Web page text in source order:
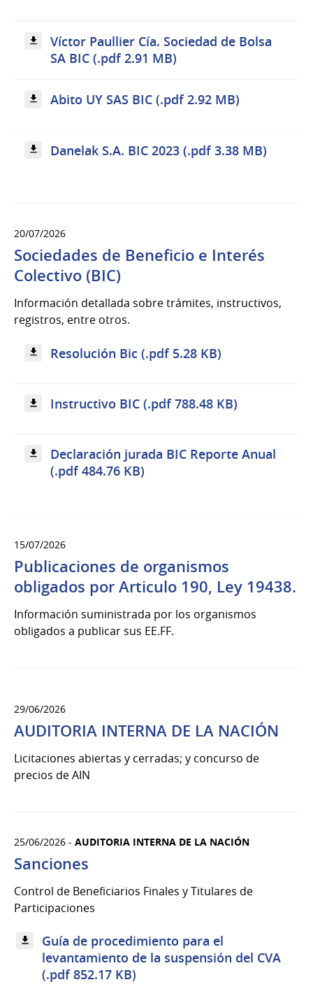
Víctor Paullier Cía. Sociedad de Bolsa
SA BIC (.pdf 2.91 MB)
Abito UY SAS BIC (.pdf 2.92 MB)
Danelak S.A. BIC 2023 (.pdf 3.38 MB)
20/07/2026
Sociedades de Beneficio e Interés
Colectivo (BIC)
Información detallada sobre trámites, instructivos,
registros, entre otros.
Resolución Bic (.pdf 5.28 KB)
Instructivo BIC (.pdf 788.48 KB)
Declaración jurada BIC Reporte Anual
(.pdf 484.76 KB)
15/07/2026
Publicaciones de organismos
obligados por Articulo 190, Ley 19438.
Información suministrada por los organismos
obligados a publicar sus EE.FF.
29/06/2026
AUDITORIA INTERNA DE LA NACIÓN
Licitaciones abiertas y cerradas; y concurso de
precios de AIN
25/06/2026 - AUDITORIA INTERNA DE LA NACIÓN
Sanciones
Control de Beneficiarios Finales y Titulares de
Participaciones
Guía de procedimiento para el
levantamiento de la suspensión del CVA
(.pdf 852.17 KB)